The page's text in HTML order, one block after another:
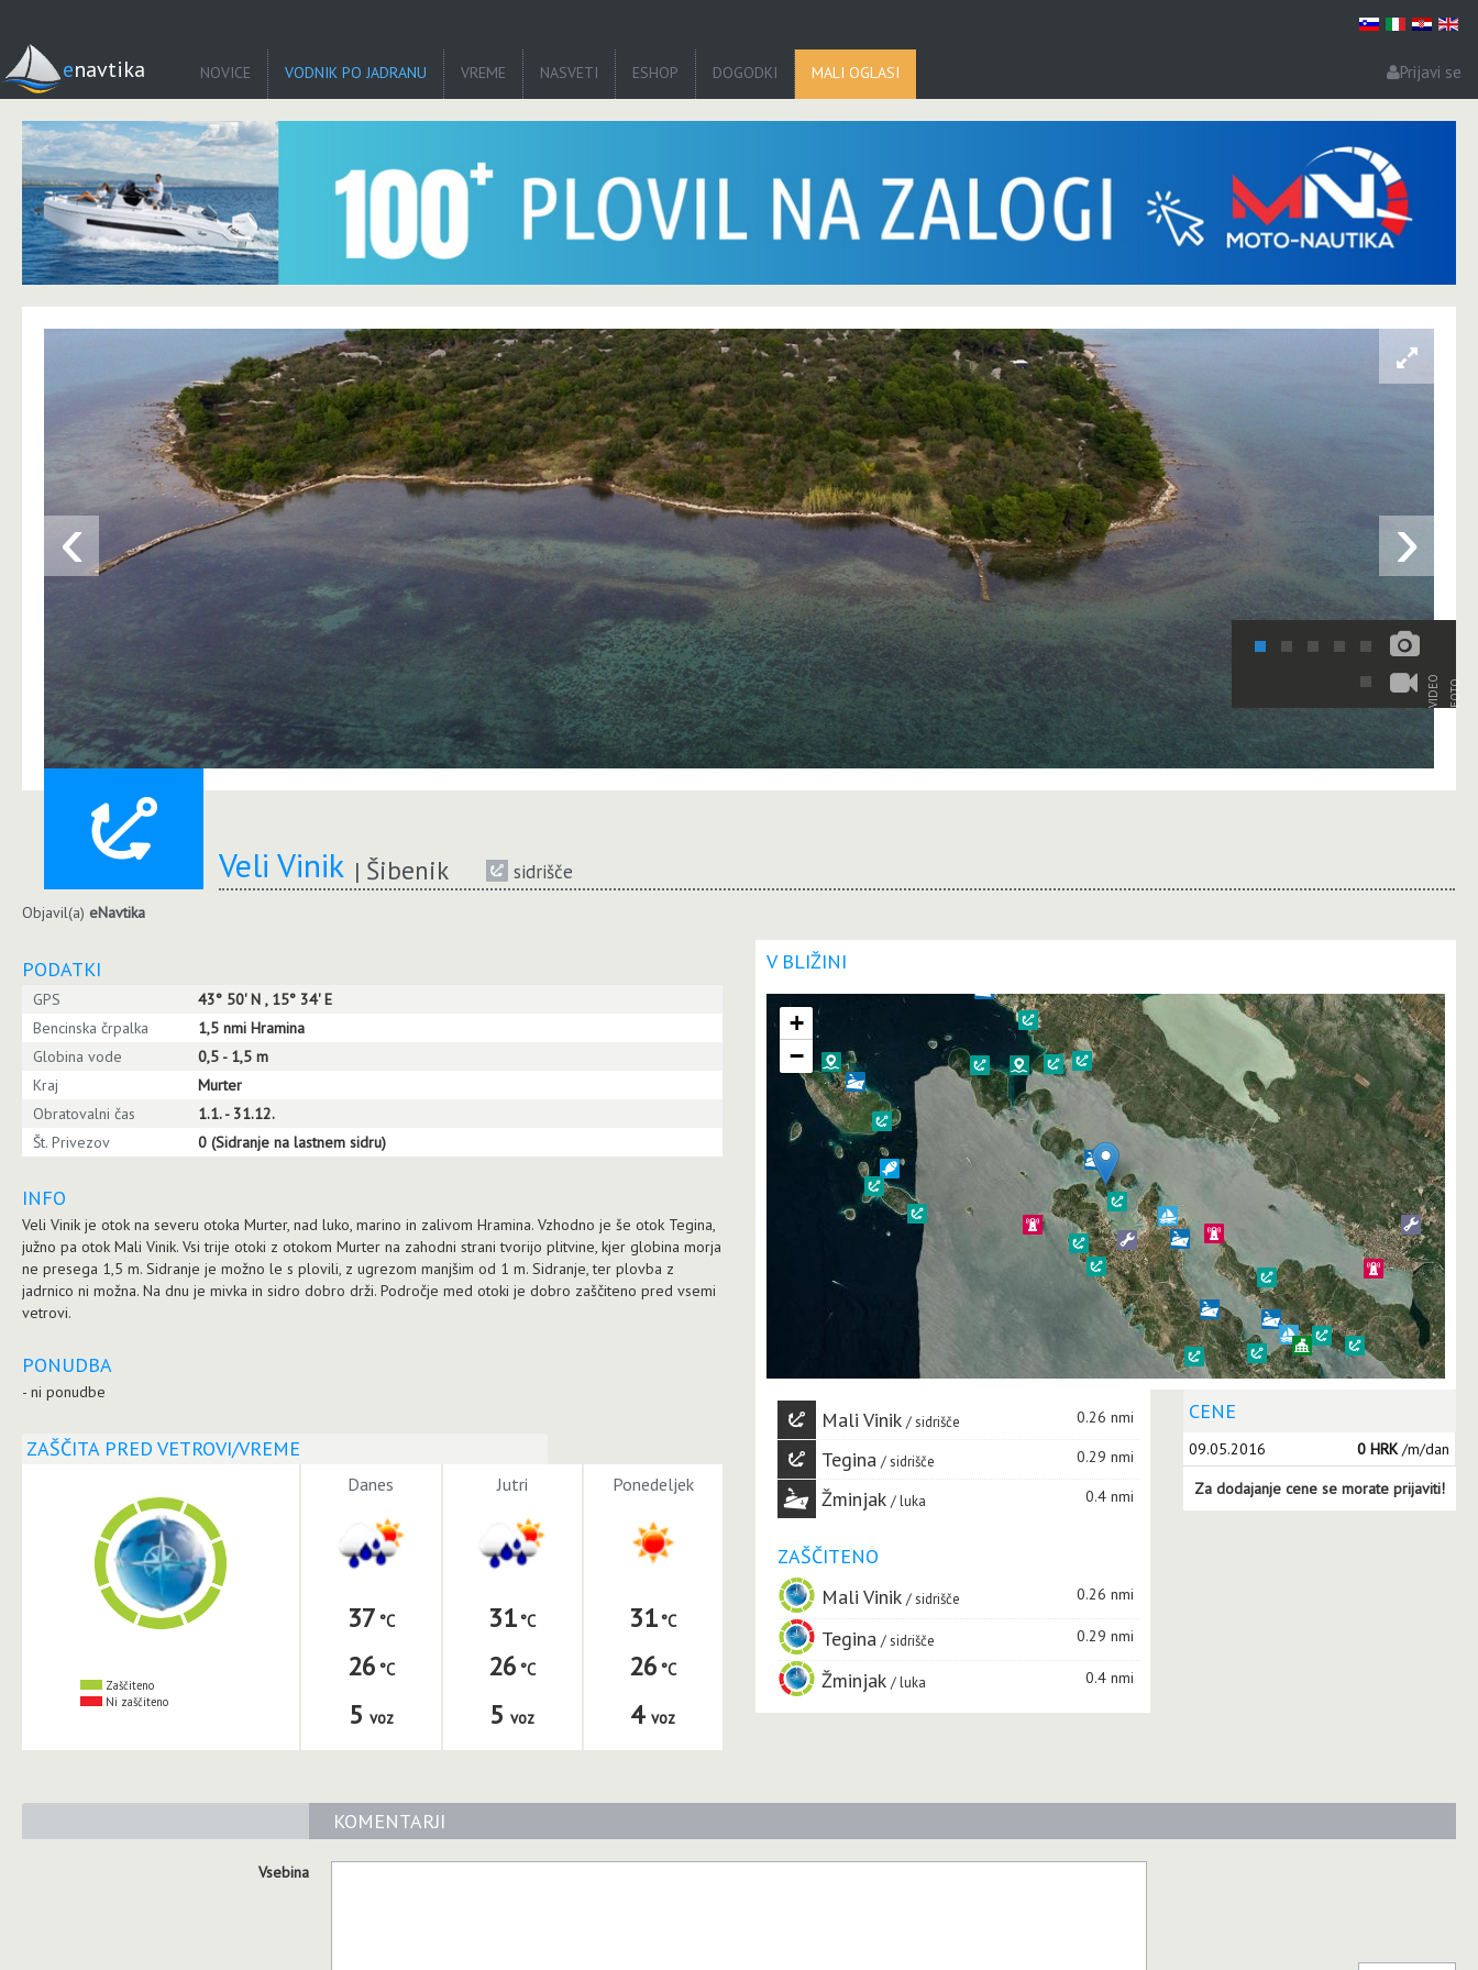
enavtika NOVICE VODNIK PO JADRANU VREME NASVETI ESHOP DOGODKI MALI OGLASI Prijavi se
‹ ›
VIDEO FOTO
Veli Vinik Šibenik sidrišče
Objavil(a) eNavtika
PODATKI
GPS
43° 50' N , 15° 34' E
Bencinska črpalka
1,5 nmi Hramina
Globina vode
0,5 - 1,5 m
Kraj
Murter
Obratovalni čas
1.1. - 31.12.
Št. Privezov
0 (Sidranje na lastnem sidru)
INFO
Veli Vinik je otok na severu otoka Murter, nad luko, marino in zalivom Hramina. Vzhodno je še otok Tegina,
južno pa otok Mali Vinik. Vsi trije otoki z otokom Murter na zahodni strani tvorijo plitvine, kjer globina morja
ne presega 1,5 m. Sidranje je možno le s plovili, z ugrezom manjšim od 1 m. Sidranje, ter plovba z
jadrnico ni možna. Na dnu je mivka in sidro dobro drži. Področje med otoki je dobro zaščiteno pred vsemi
vetrovi.
PONUDBA
- ni ponudbe
ZAŠČITA PRED VETROVI/VREME
Zaščiteno
Ni zaščiteno
Danes
37
26
5 voz
Jutri
31
26
5 voz
Ponedeljek
31
26
4 voz
V BLIŽINI
+
−
Mali Vinik sidrišče 0.26 nmi
Tegina sidrišče 0.29 nmi
Žminjak luka 0.4 nmi
ZAŠČITENO
Mali Vinik
sidrišče 0.26 nmi
Tegina sidrišče 0.29 nmi
Žminjak luka 0.4 nmi
CENE
09.05.2016 0 HRK/m/dan
Za dodajanje cene se morate prijaviti!
KOMENTARJI
Vsebina